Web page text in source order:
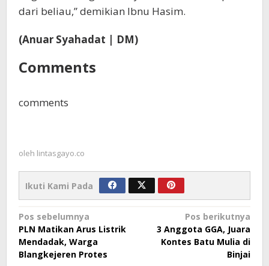
dari beliau,” demikian Ibnu Hasim.
(Anuar Syahadat | DM)
Comments
comments
oleh lintasgayo.co
Ikuti Kami Pada
Navigasi
pos
Pos sebelumnya
PLN Matikan Arus Listrik
Mendadak, Warga
Blangkejeren Protes
Pos berikutnya
3 Anggota GGA, Juara
Kontes Batu Mulia di
Binjai